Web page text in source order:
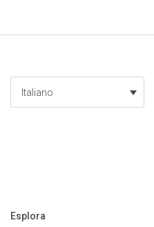
Italiano
Esplora